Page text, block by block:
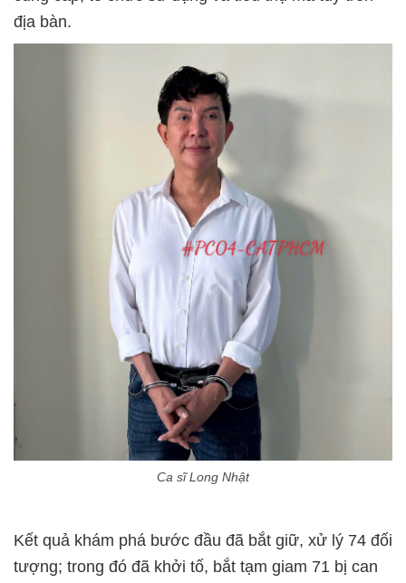
địa bàn.
Ca sĩ Long Nhật
Kết quả khám phá bước đầu đã bắt giữ, xử lý 74 đối
tượng; trong đó đã khởi tố, bắt tạm giam 71 bị can